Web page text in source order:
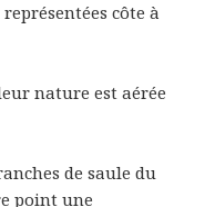
côte à
nature est aérée
de saule du
point une